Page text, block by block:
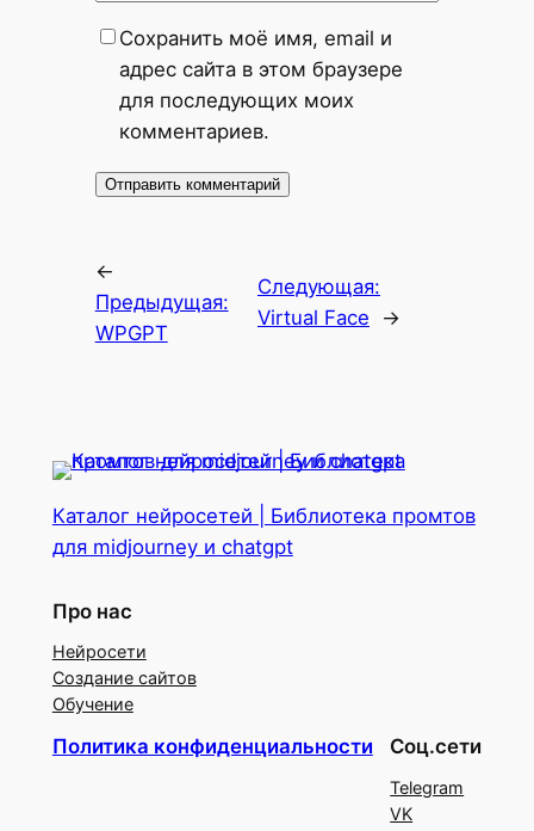
Сохранить моё имя, email и
адрес сайта в этом браузере
для последующих моих
комментариев.
←
Предыдущая:
WPGPT
Следующая:
Virtual Face
→
Каталог нейросетей | Библиотека промтов
для midjourney и chatgpt
Про нас
Нейросети
Создание сайтов
Обучение
Политика конфиденциальности Соц.сети
Telegram
VK